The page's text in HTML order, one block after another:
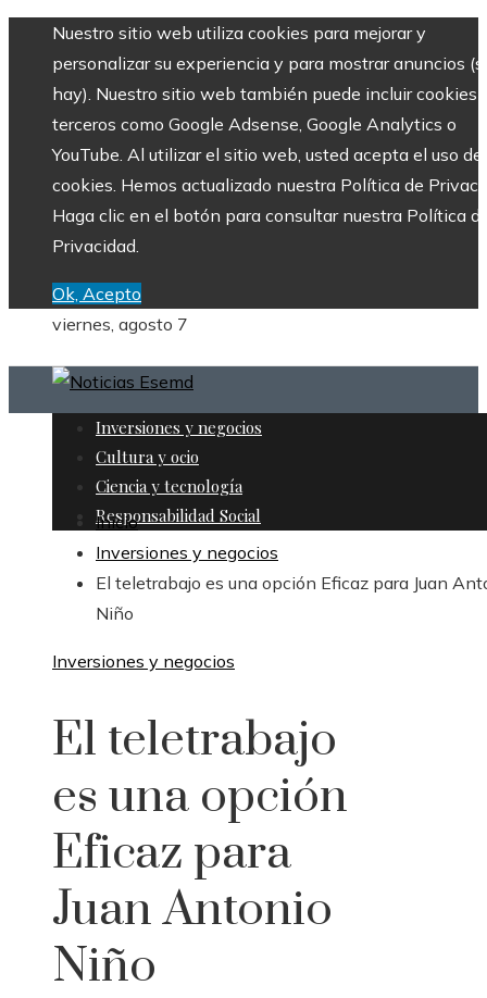
Nuestro sitio web utiliza cookies para mejorar y
personalizar su experiencia y para mostrar anuncios
hay). Nuestro sitio web también puede incluir cookies
terceros como Google Adsense, Google Analytics o
YouTube. Al utilizar el sitio web, usted acepta el uso de
cookies. Hemos actualizado nuestra Política de
Haga clic en el botón para consultar nuestra Política
Privacidad.
Ok, Acepto
viernes, agosto 7
Inversiones y negocios
Cultura y ocio
Ciencia y tecnología
Responsabilidad Social
Inicio
Inversiones y negocios
El teletrabajo es una opción Eficaz para Juan
Niño
Inversiones y negocios
El teletrabajo
es una opción
Eficaz para
Juan Antonio
Niño